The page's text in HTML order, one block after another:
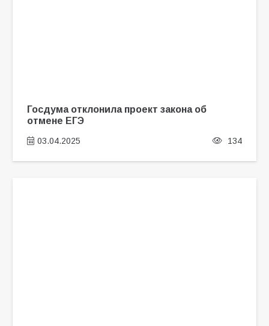
Госдума отклонила проект закона об
отмене ЕГЭ
03.04.2025 134